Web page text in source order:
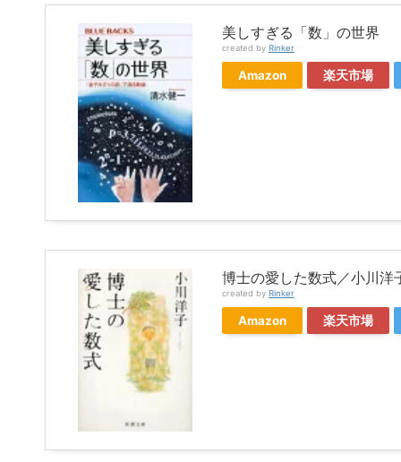
美しすぎる「数」の世界
created by Rinker
Amazon 楽天市場
博士の愛した数式／小川洋
created by Rinker
Amazon 楽天市場